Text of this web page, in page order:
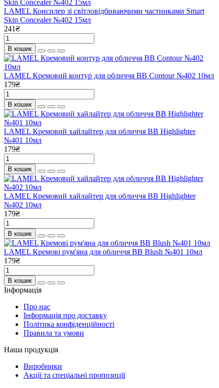
LAMEL Консилер зі світловідбиваючими частинками Smart
Skin Concealer №402 15мл
241₴
В кошик
LAMEL Кремовий контур для обличчя BB Contour №402 10мл
179₴
В кошик
LAMEL Кремовий хайлайтер для обличчя BB Highlighter
№401 10мл
179₴
В кошик
LAMEL Кремовий хайлайтер для обличчя BB Highlighter
№402 10мл
179₴
В кошик
LAMEL Кремові рум'яна для обличчя BB Blush №401 10мл
179₴
В кошик
Інформація
Про нас
Інформація про доставку
Політика конфіденційності
Правила та умови
Наша продукція
Виробники
Акції та спеціальні пропозиції